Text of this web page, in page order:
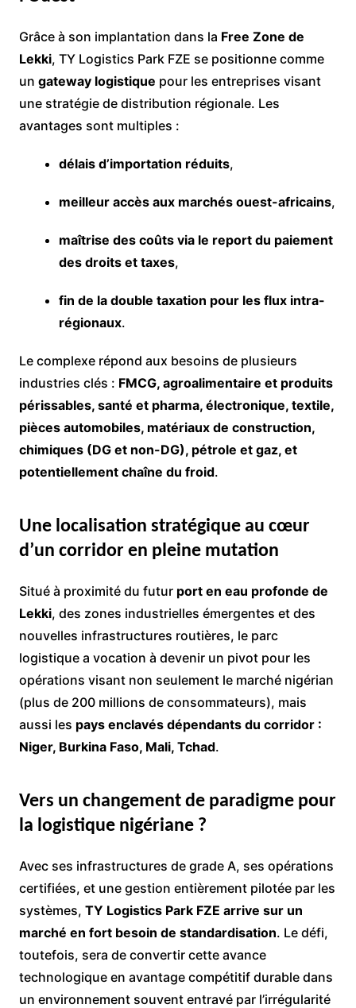
Grâce à son implantation dans la Free Zone de
Lekki, TY Logistics Park FZE se positionne comme
un gateway logistique pour les entreprises visant
une stratégie de distribution régionale. Les
avantages sont multiples :
délais d’importation réduits,
meilleur accès aux marchés ouest-africains,
maîtrise des coûts via le report du paiement
des droits et taxes,
fin de la double taxation pour les flux intra-
régionaux.
Le complexe répond aux besoins de plusieurs
industries clés : FMCG, agroalimentaire et produits
périssables, santé et pharma, électronique, textile,
pièces automobiles, matériaux de construction,
chimiques (DG et non-DG), pétrole et gaz, et
potentiellement chaîne du froid.
Une localisation stratégique au cœur
d’un corridor en pleine mutation
Situé à proximité du futur port en eau profonde de
Lekki, des zones industrielles émergentes et des
nouvelles infrastructures routières, le parc
logistique a vocation à devenir un pivot pour les
opérations visant non seulement le marché nigérian
(plus de 200 millions de consommateurs), mais
aussi les pays enclavés dépendants du corridor :
Niger, Burkina Faso, Mali, Tchad.
Vers un changement de paradigme pour
la logistique nigériane ?
Avec ses infrastructures de grade A, ses opérations
certifiées, et une gestion entièrement pilotée par les
systèmes, TY Logistics Park FZE arrive sur un
marché en fort besoin de standardisation. Le défi,
toutefois, sera de convertir cette avance
technologique en avantage compétitif durable dans
un environnement souvent entravé par l’irrégularité